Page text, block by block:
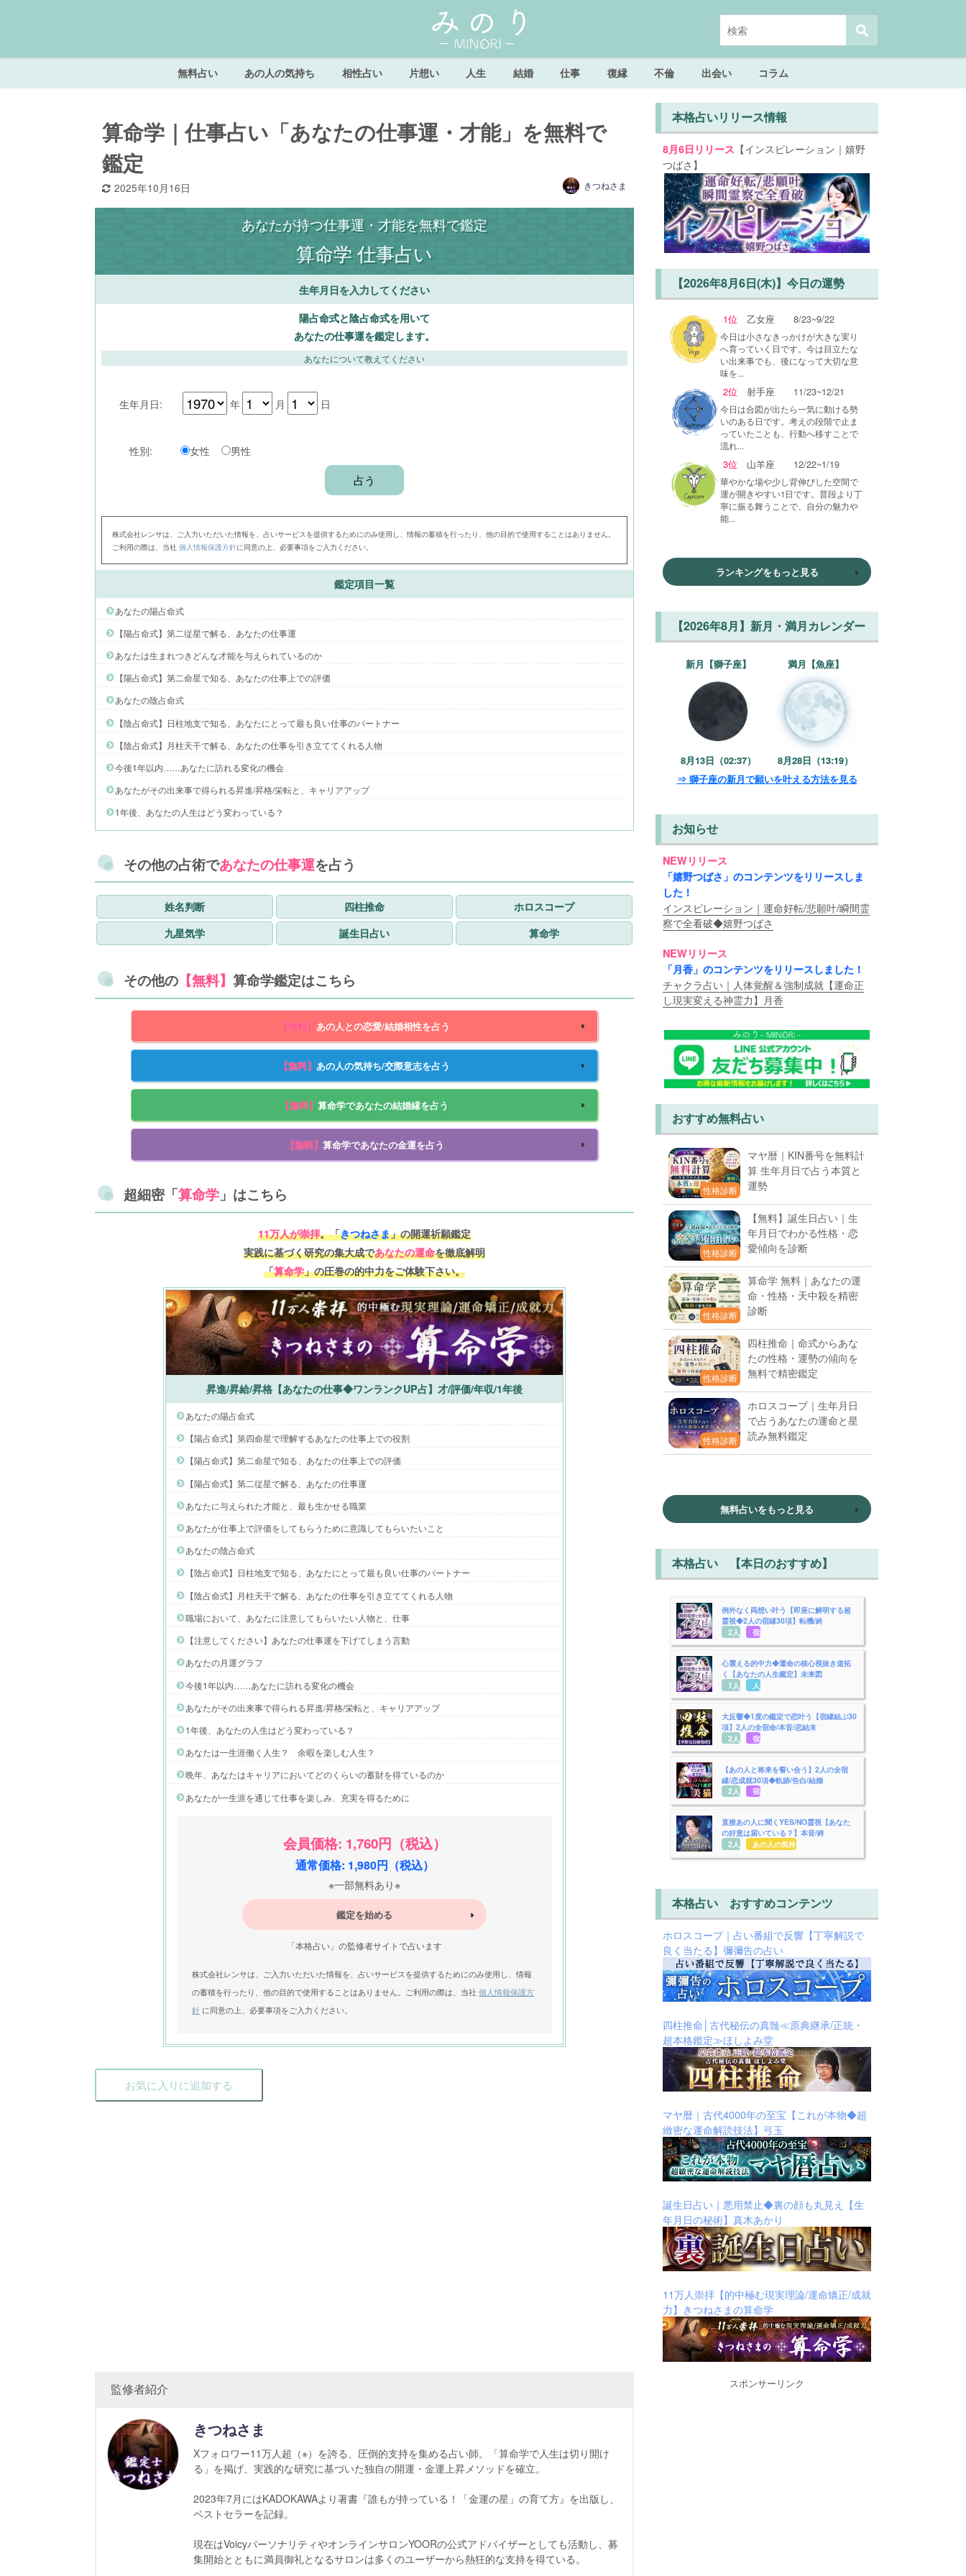
無料占い あの人の気持ち 相性占い 片想い 人生 結婚 仕事 復縁 不倫 出会い コラム
算命学｜仕事占い「あなたの仕事運・才能」を無料で
鑑定
2025年10月16日 きつねさま
あなたが持つ仕事運・才能を無料で鑑定
算命学 仕事占い
生年月日を入力してください
陽占命式と陰占命式を用いて
あなたの仕事運を鑑定します。
あなたについて教えてください
生年月日: 年 月 日
性別: 女性 男性
株式会社レンサは、ご入力いただいた情報を、占いサービスを提供するためにのみ使用し、情報の蓄積を行ったり、他の目的で使用することはありません。
ご利用の際は、当社個人情報保護方針に同意の上、必要事項をご入力ください。
鑑定項目一覧
あなたの陽占命式
【陽占命式】第二従星で解る、あなたの仕事運
あなたは生まれつきどんな才能を与えられているのか
【陽占命式】第二命星で知る、あなたの仕事上での評価
あなたの陰占命式
【陰占命式】日柱地支で知る、あなたにとって最も良い仕事のパートナー
【陰占命式】月柱天干で解る、あなたの仕事を引き立ててくれる人物
今後1年以内……あなたに訪れる変化の機会
あなたがその出来事で得られる昇進/昇格/栄転と、キャリアアップ
1年後、あなたの人生はどう変わっている？
その他の占術であなたの仕事運を占う
姓名判断 四柱推命
ホロスコープ
九星気学
誕生日占い 算命学
その他の 【無料】 算命学鑑定はこちら
【無料】 あの人との恋愛/結婚相性を占う
【無料】 あの人の気持ち/交際意志を占う
【無料】 算命学であなたの結婚縁を占う
【無料】 算命学であなたの金運を占う
超細密「算命学 」はこちら
11万人が崇拝。「きつねさま」の開運祈願鑑定
実践に基づく研究の集大成であなたの運命を徹底解明
「算命学」の圧巻の的中力をご体験下さい。
昇進/昇給/昇格【あなたの仕事◆ワンランクUP占】才/評価/年収/1年後
あなたの陽占命式
【陽占命式】第四命星で理解するあなたの仕事上での役割
【陽占命式】第二命星で知る、あなたの仕事上での評価
【陽占命式】第二従星で解る、あなたの仕事運
あなたに与えられた才能と、最も生かせる職業
あなたが仕事上で評価をしてもらうために意識してもらいたいこと
あなたの陰占命式
【陰占命式】日柱地支で知る、あなたにとって最も良い仕事のパートナー
【陰占命式】月柱天干で解る、あなたの仕事を引き立ててくれる人物
職場において、あなたに注意してもらいたい人物と、仕事
【注意してください】あなたの仕事運を下げてしまう言動
あなたの月運グラフ
今後1年以内……あなたに訪れる変化の機会
あなたがその出来事で得られる昇進/昇格/栄転と、キャリアアップ
1年後、あなたの人生はどう変わっている？
あなたは一生涯働く人生？ 余暇を楽しむ人生？
晩年、あなたはキャリアにおいてどのくらいの蓄財を得ているのか
あなたが一生涯を通じて仕事を楽しみ、充実を得るために
会員価格: 1,760円（税込）
通常価格: 1,980円（税込）
※一部無料あり※
鑑定を始める
「本格占い」の監修者サイトで占います
株式会社レンサは、ご入力いただいた情報を、占いサービスを提供するためにのみ使用し、情報
の蓄積を行ったり、他の目的で使用することはありません。ご利用の際は、当社個人情報保護方
針 に同意の上、必要事項をご入力ください。
お気に入りに追加する
監修者紹介
きつねさま
Xフォロワー11万人超（※）を誇る、圧倒的支持を集める占い師。「算命学で人生は切り開け
る」を掲げ、実践的な研究に基づいた独自の開運・金運上昇メソッドを確立。
2023年7月にはKADOKAWAより著書『誰もが持っている！「金運の星」の育て方』を出版し、
ベストセラーを記録。
現在はVoicyパーソナリティやオンラインサロンYOORの公式アドバイザーとしても活動し、募
集開始とともに満員御礼となるサロンは多くのユーザーから熱狂的な支持を得ている。
本格占いリリース情報
8月6日リリース 【インスピレーション｜嬉野
つばさ】
【2026年8月6日(木)】今日の運勢
1位 乙女座 8/23~9/22
今日は小さなきっかけが大きな実り
へ育っていく日です。今は目立たな
い出来事でも、後になって大切な意
味を...
2位 射手座 11/23~12/21
今日は合図が出たら一気に動ける勢
いのある日です。考えの段階で止ま
っていたことも、行動へ移すことで
流れ...
3位 山羊座 12/22~1/19
華やかな場や少し背伸びした空間で
運が開きやすい1日です。普段より丁
寧に振る舞うことで、自分の魅力や
能...
ランキングをもっと見る
【2026年8月】新月・満月カレンダー
新月【獅子座】
8月13日（02:37）
満月【魚座】
8月28日（13:19）
⇒ 獅子座の新月で願いを叶える方法を見る
お知らせ
NEWリリース
「嬉野つばさ」のコンテンツをリリースしま
した！
インスピレーション｜運命好転/悲願叶/瞬間霊
察で全看破◆嬉野つばさ
NEWリリース
「月香」のコンテンツをリリースしました！
チャクラ占い｜人体覚醒＆強制成就【運命正
し現実変える神霊力】月香
おすすめ無料占い
性格診断
マヤ暦｜KIN番号を無料計
算 生年月日で占う本質と
運勢
性格診断
【無料】誕生日占い｜生
年月日でわかる性格・恋
愛傾向を診断
性格診断
算命学 無料｜あなたの運
命・性格・天中殺を精密
診断
性格診断
四柱推命｜命式からあな
たの性格・運勢の傾向を
無料で精密鑑定
性格診断
ホロスコープ｜生年月日
で占うあなたの運命と星
読み無料鑑定
無料占いをもっと見る
本格占い 【本日のおすすめ】
例外なく両想い叶う【即座に解明する超
霊視◆2人の宿縁30項】転機/終
2人用 宿縁
心震える的中力◆運命の核心視抜き道拓
く【あなたの人生鑑定】未来図
1人用
人生
大反響◆1度の鑑定で恋叶う【宿縁結ぶ30
項】2人の全宿命/本音/恋結末
2人用 宿縁
【あの人と将来を誓い合う】2人の全宿
縁/恋成就30項◆軌跡/告白/結婚
2人用 宿縁
直接あの人に聞くYES/NO霊視【あなた
の好意は届いている？】本音/終
2人用
あの人の気持ち
本格占い おすすめコンテンツ
ホロスコープ｜占い番組で反響【丁寧解説で
良く当たる】彌彌告の占い
四柱推命│古代秘伝の真髄≪原典継承/正統・
超本格鑑定≫ほしよみ堂
マヤ暦｜古代4000年の至宝【これが本物◆超
緻密な運命解読技法】弓玉
誕生日占い｜悪用禁止◆裏の顔も丸見え【生
年月日の秘術】真木あかり
11万人崇拝【的中極む現実理論/運命矯正/成就
力】きつねさまの算命学
スポンサーリンク